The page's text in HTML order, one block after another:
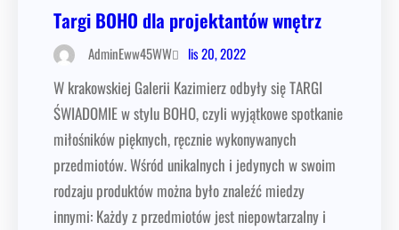
Targi BOHO dla projektantów wnętrz
AdminEww45WW lis 20, 2022
W krakowskiej Galerii Kazimierz odbyły się TARGI
ŚWIADOMIE w stylu BOHO, czyli wyjątkowe spotkanie
miłośników pięknych, ręcznie wykonywanych
przedmiotów. Wśród unikalnych i jedynych w swoim
rodzaju produktów można było znaleźć miedzy
innymi: Każdy z przedmiotów jest niepowtarzalny i